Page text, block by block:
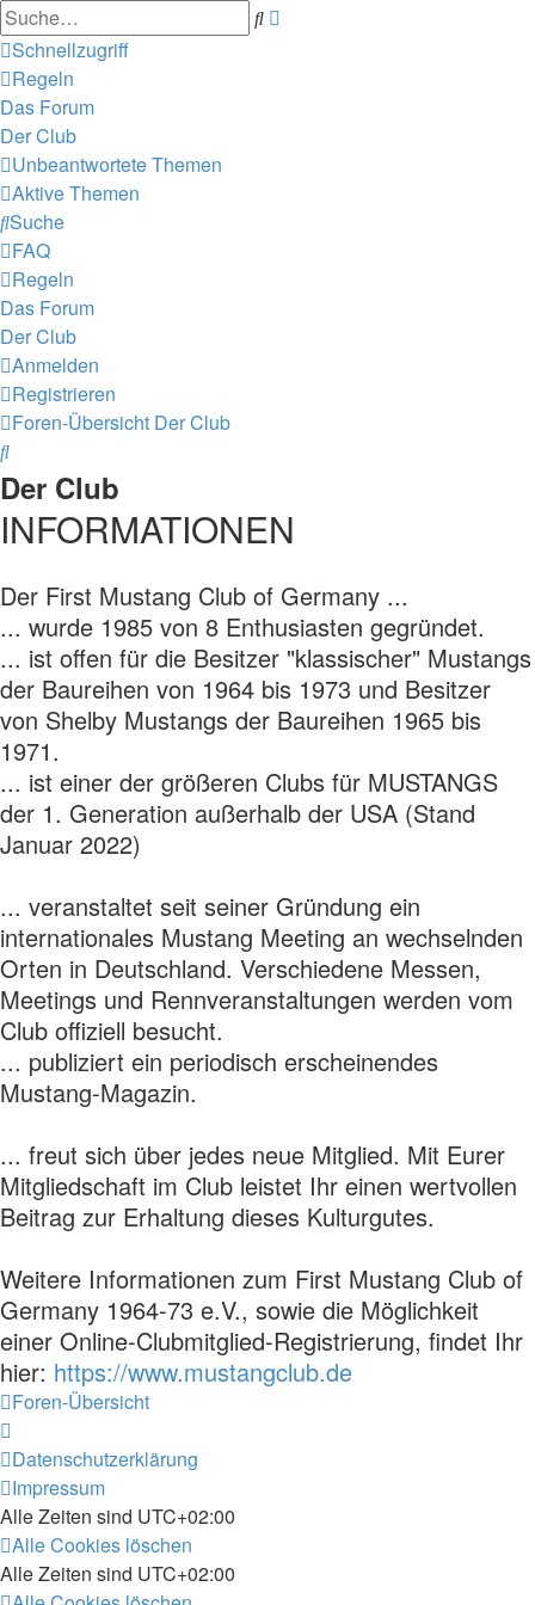
Suche
Schnellzugriff
Regeln
Das Forum
Der Club
Unbeantwortete Themen
Aktive Themen
Suche
FAQ
Regeln
Das Forum
Der Club
Anmelden
Registrieren
Foren-Übersicht Der Club
Suche
Der Club
INFORMATIONEN
Der First Mustang Club of Germany ...
... wurde 1985 von 8 Enthusiasten gegründet.
... ist offen für die Besitzer "klassischer" Mustangs
der Baureihen von 1964 bis 1973 und Besitzer
von Shelby Mustangs der Baureihen 1965 bis
1971.
... ist einer der größeren Clubs für MUSTANGS
der 1. Generation außerhalb der USA (Stand
Januar 2022)
... veranstaltet seit seiner Gründung ein
internationales Mustang Meeting an wechselnden
Orten in Deutschland. Verschiedene Messen,
Meetings und Rennveranstaltungen werden vom
Club offiziell besucht.
... publiziert ein periodisch erscheinendes
Mustang-Magazin.
... freut sich über jedes neue Mitglied. Mit Eurer
Mitgliedschaft im Club leistet Ihr einen wertvollen
Beitrag zur Erhaltung dieses Kulturgutes.
Weitere Informationen zum First Mustang Club of
Germany 1964-73 e.V., sowie die Möglichkeit
einer Online-Clubmitglied-Registrierung, findet Ihr
hier: https://www.mustangclub.de
Foren-Übersicht
Datenschutzerklärung
Impressum
Alle Zeiten sind UTC+02:00
Alle Cookies löschen
Alle Zeiten sind UTC+02:00